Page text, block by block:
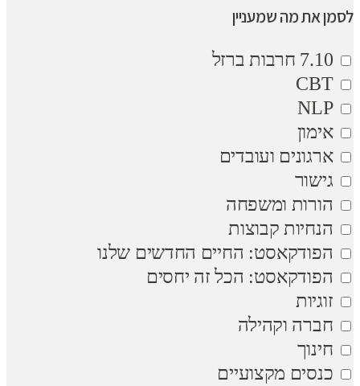
לסמן את מה שמעניין
7.10 חרבות ברזל
CBT
NLP
אימון
ארגונים ועובדים
גישור
הורות ומשפחה
הנחיות קבוצות
הפודקאסט: החיים החדשים שלנו
הפודקאסט: הכל זה יחסים
זוגיות
חברה וקהילה
חינוך
כנסים מקצועיים